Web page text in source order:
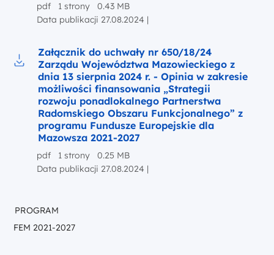
PROGRAM
FEM 2021-2027
pdf 1 strony 0.43 MB
Data publikacji 27.08.2024 |
Załącznik do uchwały nr 650/18/24
Zarządu Województwa Mazowieckiego z
dnia 13 sierpnia 2024 r. - Opinia w zakresie
możliwości finansowania „Strategii
rozwoju ponadlokalnego Partnerstwa
Radomskiego Obszaru Funkcjonalnego” z
programu Fundusze Europejskie dla
Mazowsza 2021-2027
pdf 1 strony 0.25 MB
Data publikacji 27.08.2024 |